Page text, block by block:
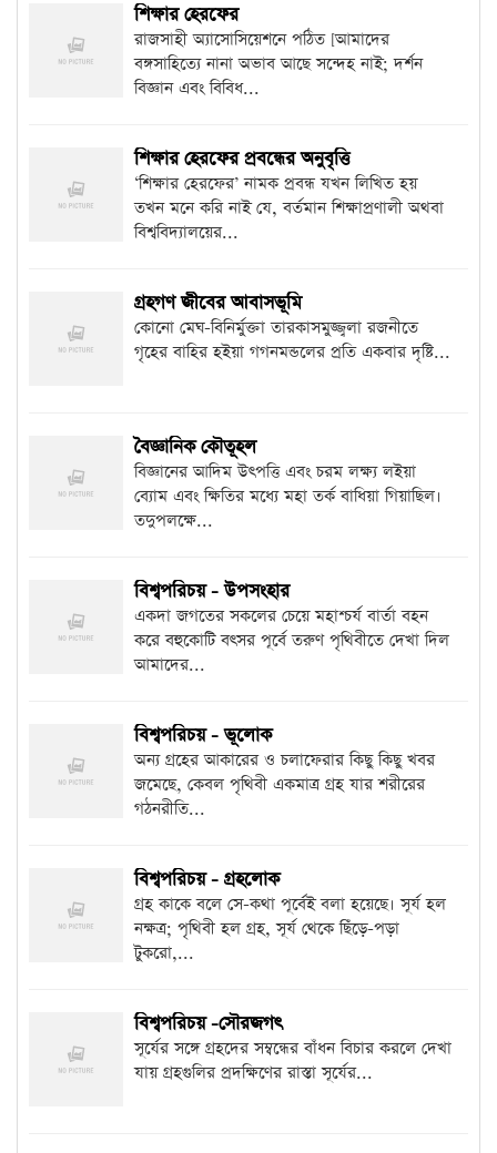
শিক্ষার হেরফের
রাজসাহী অ্যাসোসিয়েশনে পঠিত [আমাদের
বঙ্গসাহিত্যে নানা অভাব আছে সন্দেহ নাই; দর্শন
বিজ্ঞান এবং বিবিধ...
শিক্ষার হেরফের প্রবন্ধের অনুবৃত্তি
‘শিক্ষার হেরফের’ নামক প্রবন্ধ যখন লিখিত হয়
তখন মনে করি নাই যে, বর্তমান শিক্ষাপ্রণালী অথবা
বিশ্ববিদ্যালয়ের...
গ্রহগণ জীবের আবাসভূমি
কোনো মেঘ-বিনির্মুক্তা তারকাসমুজ্জ্বলা রজনীতে
গৃহের বাহির হইয়া গগনমন্ডলের প্রতি একবার দৃষ্টি...
বৈজ্ঞানিক কৌতূহল
বিজ্ঞানের আদিম উৎপত্তি এবং চরম লক্ষ্য লইয়া
ব্যোম এবং ক্ষিতির মধ্যে মহা তর্ক বাধিয়া গিয়াছিল।
তদুপলক্ষে...
বিশ্বপরিচয় - উপসংহার
একদা জগতের সকলের চেয়ে মহাশ্চর্য বার্তা বহন
করে বহুকোটি বৎসর পূর্বে তরুণ পৃথিবীতে দেখা দিল
আমাদের...
বিশ্বপরিচয় - ভূলোক
অন্য গ্রহের আকারের ও চলাফেরার কিছু কিছু খবর
জমেছে, কেবল পৃথিবী একমাত্র গ্রহ যার শরীরের
গঠনরীতি...
বিশ্বপরিচয় - গ্রহলোক
গ্রহ কাকে বলে সে-কথা পূর্বেই বলা হয়েছে। সূর্য হল
নক্ষত্র; পৃথিবী হল গ্রহ, সূর্য থেকে ছিঁড়ে-পড়া
টুকরো,...
বিশ্বপরিচয় -সৌরজগৎ
সূর্যের সঙ্গে গ্রহদের সম্বন্ধের বাঁধন বিচার করলে দেখা
যায় গ্রহগুলির প্রদক্ষিণের রাস্তা সূর্যের...